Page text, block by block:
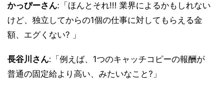
かっぴーさん:「ほんとそれ!!! 業界によるかもしれない
けど、独立してからの1個の仕事に対してもらえる金
額、エグくない? 」
長谷川さん:「例えば、1つのキャッチコピーの報酬が
普通の固定給より高い、みたいなこと?」